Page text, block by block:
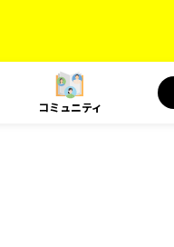
コミュニティ